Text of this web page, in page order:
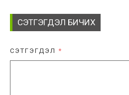
СЭТГЭГДЭЛ БИЧИХ
СЭТГЭГДЭЛ *